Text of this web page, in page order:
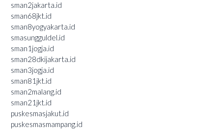
sman2jakarta.id
sman68jkt.id
sman8yogyakarta.id
smasungguldel.id
sman1jogja.id
sman28dkijakarta.id
sman3jogja.id
sman81jkt.id
sman2malang.id
sman21jkt.id
puskesmasjakut.id
puskesmasmampang.id